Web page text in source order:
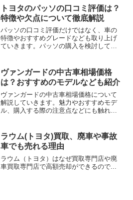
トヨタのパッソの口コミ評価は？
特徴や欠点について徹底解説
パッソの口コミ評価だけではなく、車の
特徴やおすすめグレードなども取り上げ
ていきます。パッソの購入を検討してい
ヴァンガードの中古車相場価格
は？おすすめのモデルなども紹介
ヴァンガードの中古車相場価格について
解説していきます。魅力やおすすめモデ
ル、購入する際の注意点などにも触れて
さい。
ラウム(トヨタ)買取、廃車や事故
車でも売れる理由
ラウム（トヨタ）はなぜ買取専門店や廃
車買取専門店で高額売却ができるので...